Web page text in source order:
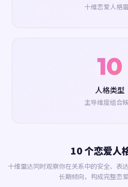
十维恋爱人格
10
人格类型
主导维度组合
10 个恋爱人
十维雷达同时观察你在关系中的安全、表
长期倾向，构成完整恋